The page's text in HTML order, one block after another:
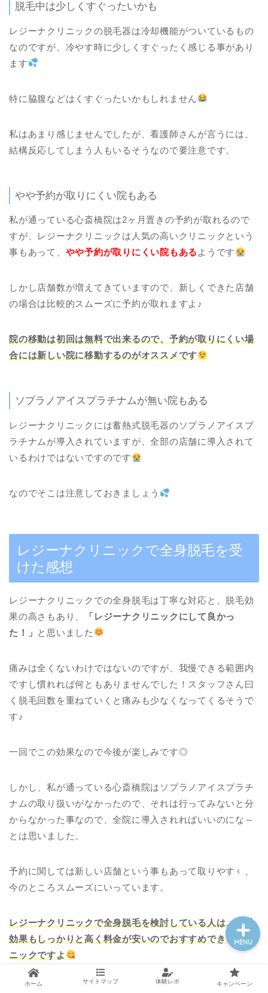
脱毛中は少しくすぐったいかも
レジーナクリニックの脱毛器は冷却機能がついているもの
なのですが、冷やす時に少しくすぐったく感じる事があり
ます
特に脇腹などはくすぐったいかもしれません
私はあまり感じませんでしたが、看護師さんが言うには、
結構反応してしまう人もいるそうなので要注意です。
やや予約が取りにくい院もある
私が通っている心斎橋院は2ヶ月置きの予約が取れるので
すが、レジーナクリニックは人気の高いクリニックという
事もあって、 やや予約が取りにくい院もある ようです
しかし店舗数が増えてきていますので、新しくできた店舗
の場合は比較的スムーズに予約が取れますよ♪
院の移動は初回は無料で出来るので、予約が取りにくい場
合には新しい院に移動するのがオススメです
ソプラノアイスプラチナムが無い院もある
レジーナクリニックには蓄熱式脱毛器のソプラノアイスプ
ラチナムが導入されていますが、全部の店舗に導入されて
いるわけではないですのです
なのでそこは注意しておきましょう
レジーナクリニックで全身脱毛を受
けた感想
レジーナクリニックでの全身脱毛は丁寧な対応と、脱毛効
果の高さもあり、
「レジーナクリニックにして良かっ
た！」 と思いました
痛みは全くないわけではないのですが、我慢できる範囲内
ですし慣れれば何ともありませんでした！スタッフさん曰
く脱毛回数を重ねていくと痛みも少なくなってくるそうで
す♪
一回でこの効果なので今後が楽しみです◎
しかし、私が通っている心斎橋院はソプラノアイスプラチ
ナムの取り扱いがなかったので、それは行ってみないと分
からなかった事なので、全院に導入されればいいのにな～
とは思いました。
予約に関しては新しい店舗という事もあって取りやすく、
今のところスムーズにいっています。
レジーナクリニックで全身脱毛を検討している人は、脱毛
効果もしっかりと高く料金が安いのでおすすめできるクリ
ニックですよ
気になる事があれば無料カウンセリングの段階で聞くこと
ホーム サイトマップ 体験レポ キャンペーン
MENU
クリニック一覧
メンズ脱毛